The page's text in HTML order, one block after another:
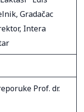
Gradačac
Intera
Prof. dr.